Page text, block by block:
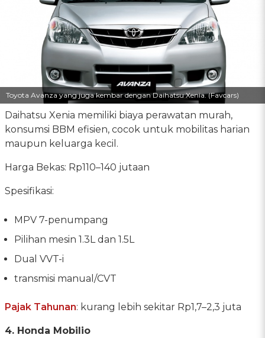
Toyota Avanza yang juga kembar dengan Daihatsu Xenia. (Favcars)
Daihatsu Xenia memiliki biaya perawatan murah,
konsumsi BBM efisien, cocok untuk mobilitas harian
maupun keluarga kecil.
Harga Bekas: Rp110–140 jutaan
Spesifikasi:
MPV 7-penumpang
Pilihan mesin 1.3L dan 1.5L
Dual VVT-i
transmisi manual/CVT
Pajak Tahunan: kurang lebih sekitar Rp1,7–2,3 juta
4. Honda Mobilio